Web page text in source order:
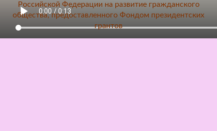
Российской Федерации на развитие гражданского
общества, предоставленного Фондом президентских
грантов